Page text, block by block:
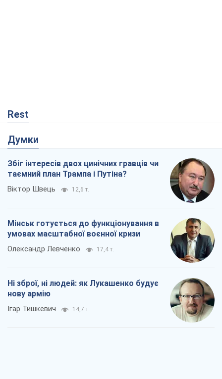
Rest
Думки
Збіг інтересів двох цинічних гравців чи
таємний план Трампа і Путіна?
Віктор Швець 12,6 т.
Мінськ готується до функціонування в
умовах масштабної воєнної кризи
Олександр Левченко 17,4 т.
Ні зброї, ні людей: як Лукашенко будує
нову армію
Ігар Тишкевич 14,7 т.